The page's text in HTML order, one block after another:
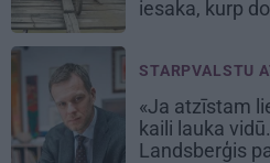
iesaka, kurp
STARPVALSTU
«Ja atzīstam
kaili lauka
Landsberģis